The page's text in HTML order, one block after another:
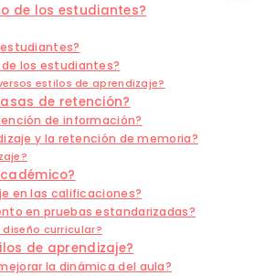
de los estudiantes?
los estudiantes?
estilos de aprendizaje?
de retención?
de información?
y la retención de memoria?
en las calificaciones?
en pruebas estandarizadas?
curricular?
de aprendizaje?
la dinámica del aula?